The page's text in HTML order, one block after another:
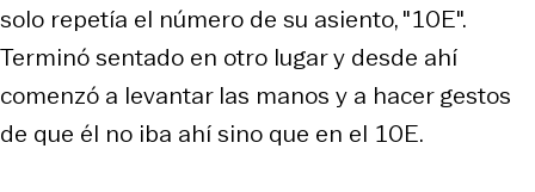
solo repetía el número de su asiento, "10E".
Terminó sentado en otro lugar y desde ahí
comenzó a levantar las manos y a hacer gestos
de que él no iba ahí sino que en el 10E.